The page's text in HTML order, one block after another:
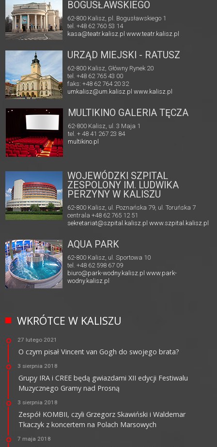
BOGUSŁAWSKIEGO
62-800 Kalisz, pl. Bogusławskiego 1
tel. +48 62 760 53 14
kasa@teatr.kalisz.pl www.teatr.kalisz.pl
URZĄD MIEJSKI - RATUSZ
62-800 Kalisz, Główny Rynek 20
tel. +48 62 765 43 00
faks: +48 62 764 20 32
umkalisz@um.kalisz.plwww.kalisz.pl
MULTIKINO GALERIA TĘCZA
62-800 Kalisz, ul. 3 Maja 1
tel. + 48 41 267 23 84
multikino.pl
WOJEWÓDZKI SZPITAL
ZESPOLONY IM. LUDWIKA
PERZYNY W KALISZU
62-800 Kalisz, ul. Poznańska 79, ul. Toruńska 7
centrala +48 62 765 12 51
sekretariat@szpital.kalisz.pl www.szpital.kalisz.pl
AQUA PARK
62-800 Kalisz, ul. Sportowa 10
tel. +48 62 598 67 09
biuro@park-wodny.kalisz.pl www.park-
wodny.kalisz.pl
WKRÓTCE W KALISZU
27 lutego 2021
O czym pisał Vincent van Gogh do swojego brata?
3 sierpnia 2018
Grupy IRA i CREE będą gwiazdami XII edycji Festiwalu
Muzycznego Gramy nad Prosną
3 sierpnia 2018
Zespół KOMBII, czyli Grzegorz Skawiński i Waldemar
Tkaczyk z koncertem na Polach Marsowych
7 maja 2018